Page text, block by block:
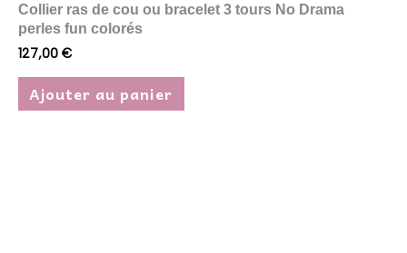
Collier ras de cou ou bracelet 3 tours No Drama
perles fun colorés
127,00 €
Ajouter au panier